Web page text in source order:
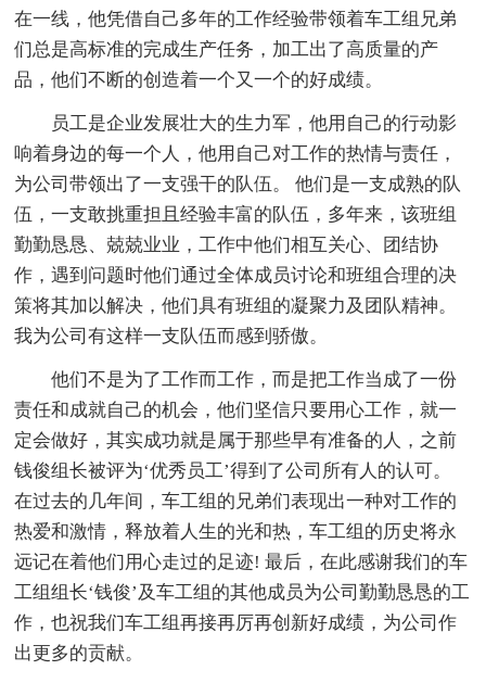
在一线，他凭借自己多年的工作经验带领着车工组兄弟
们总是高标准的完成生产任务，加工出了高质量的产
品，他们不断的创造着一个又一个的好成绩。
员工是企业发展壮大的生力军，他用自己的行动影
响着身边的每一个人，他用自己对工作的热情与责任，
为公司带领出了一支强干的队伍。 他们是一支成熟的队
伍，一支敢挑重担且经验丰富的队伍，多年来，该班组
勤勤恳恳、兢兢业业，工作中他们相互关心、团结协
作，遇到问题时他们通过全体成员讨论和班组合理的决
策将其加以解决，他们具有班组的凝聚力及团队精神。
我为公司有这样一支队伍而感到骄傲。
他们不是为了工作而工作，而是把工作当成了一份
责任和成就自己的机会，他们坚信只要用心工作，就一
定会做好，其实成功就是属于那些早有准备的人，之前
钱俊组长被评为‘优秀员工’得到了公司所有人的认可。
在过去的几年间，车工组的兄弟们表现出一种对工作的
热爱和激情，释放着人生的光和热，车工组的历史将永
远记在着他们用心走过的足迹! 最后，在此感谢我们的车
工组组长‘钱俊’及车工组的其他成员为公司勤勤恳恳的工
作，也祝我们车工组再接再厉再创新好成绩，为公司作
出更多的贡献。